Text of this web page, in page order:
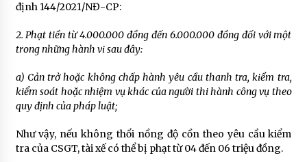
định 144/2021/NĐ-CP:
2. Phạt tiền từ 4.000.000 đồng đến 6.000.000 đồng đối với một
trong những hành vi sau đây:
a) Cản trở hoặc không chấp hành yêu cầu thanh tra, kiểm tra,
kiểm soát hoặc nhiệm vụ khác của người thi hành công vụ theo
quy định của pháp luật;
Như vậy, nếu không thổi nồng độ cồn theo yêu cầu kiểm
tra của CSGT, tài xế có thể bị phạt từ 04 đến 06 triệu đồng.